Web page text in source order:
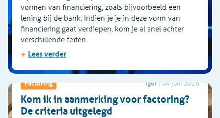
vormen van financiering, zoals bijvoorbeeld een
lening bij de bank. Indien je je in deze vorm van
financiering gaat verdiepen, kom je al snel achter
verschillende feiten.
+ Lees verder
Factoring Igor |04 juni 2026
Kom ik in aanmerking voor factoring?
De criteria uitgelegd